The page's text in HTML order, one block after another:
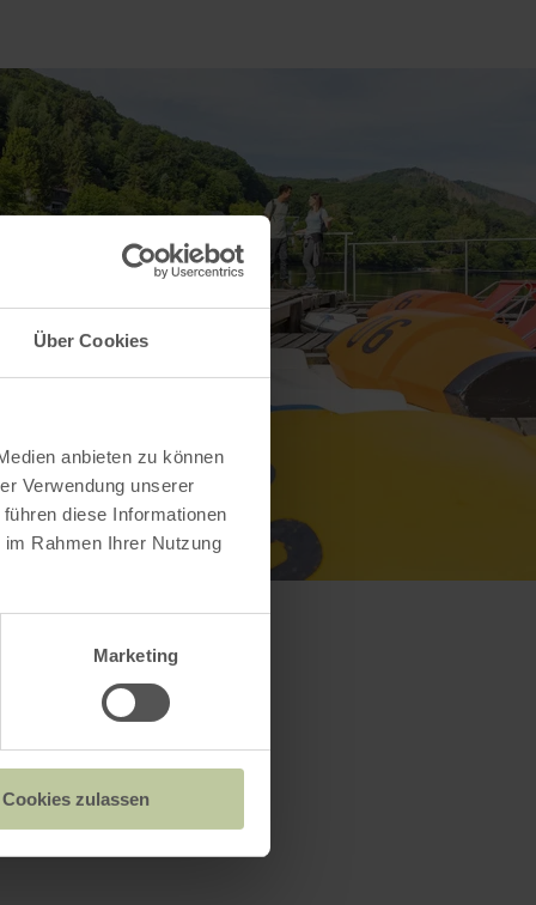
Über Cookies
anbieten zu können
Verwendung unserer
diese Informationen
Rahmen Ihrer Nutzung
Marketing
Cookies zulassen